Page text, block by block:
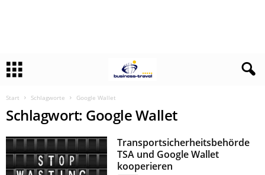
Start Schlagworte Google Wallet
Schlagwort: Google Wallet
Transportsicherheitsbehörde
TSA und Google Wallet
kooperieren